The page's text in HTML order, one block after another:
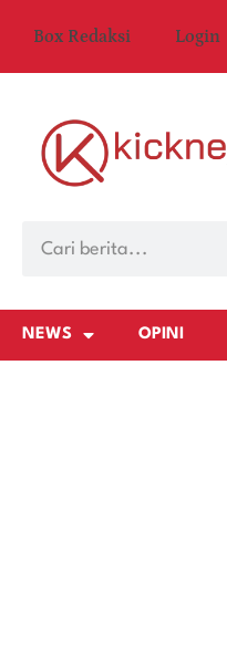
Box Redaksi Login
NEWS OPINI